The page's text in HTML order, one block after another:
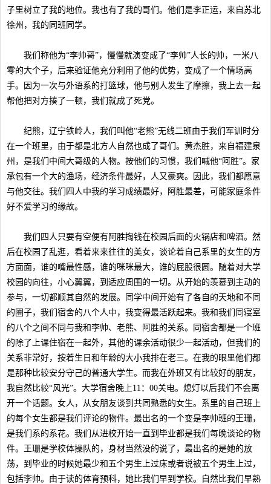
子里树立了我的地位。我也有了我的哥们。他们是李正运，来自苏北
徐州，我的同班同学。
我们称他为“李帅哥”，慢慢就演变成了“李帅”人长的帅，一米八
零的大个子，后来验证他充分利用了他的优势，变成了一个情场高
手。因为一次与外语系的打篮球，他与别人发生了摩擦，我上去一起
帮他把对方揍了一顿，我们就成了死党。
纪熊，辽宁铁岭人，我们叫他“老熊”无线二班由于我们军训时分
在一个班里，由于都是北方人自然也成了哥们。黄杰胜，来自福建泉
州，是我们中间大哥级的人物。按他们的习惯，我们喊他“阿胜”。家
承包有一个大的渔场，经济条件最好，人又豪爽。因此，我们都愿意
与他交往。我们四人中我的学习成绩最好，阿胜最差，可能家庭条件
好不爱学习的缘故。
我们四人只要有空便有阿胜掏钱在校园后面的火锅店和啤酒。然
后在校园了乱逛，看着来来往往的美女，谈论着自己系里的女生的方
方面面，谁的嘴最性感，谁的咪咪最大，谁的屁股很圆。随着对大学
校园的向往，小心翼翼，到适应周围的一切。从开始的羡慕到主动的
参与，一切都顺其自然的发展。同学中间开始有了各自的天地和不同
的圈子，我们宿舍的八个人中，我变得最活跃起来。我和我们同寝室
的八个之间不同与我和李帅、老熊、阿胜的关系。同宿舍都是一个班
的除了上课住宿在一起外，其他的课余活动很少一起活动，但我们的
关系非常好，按着生日和年龄的大小我排在老三。在我的眼里他们都
是那种比较安分守己的普通大学生。而我在外班又有比较好的朋友，
我自然比较“风光”。大学宿舍晚上11：00关电。熄灯以后我们不会离
开一个话题。女人，从女朋友谈到共同熟悉的女生。系里的自己班上
的每个女生都是我们评论的物件。最出名的一个变是李帅班的王珊，
是我们系的系花。我们从进校开始一直到毕业都是我们每晚谈论的物
件。王珊是学校体操队的，身材当然没的说了，最出名的是她的放
荡，到毕业的时候她最少和五个男生上过床或者说被五个男生上过，
包括李帅。由于读的体育预科，她比我们早到学校。自然比我们早熟